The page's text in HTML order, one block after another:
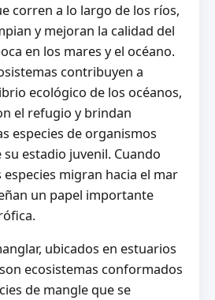
corren a lo largo de los ríos,
y mejoran la calidad del
en los mares y el océano.
contribuyen a
ecológico de los océanos,
el refugio y brindan
especies de organismos
estadio juvenil. Cuando
migran hacia el mar
un papel importante
ubicados en estuarios
ecosistemas conformados
de mangle que se